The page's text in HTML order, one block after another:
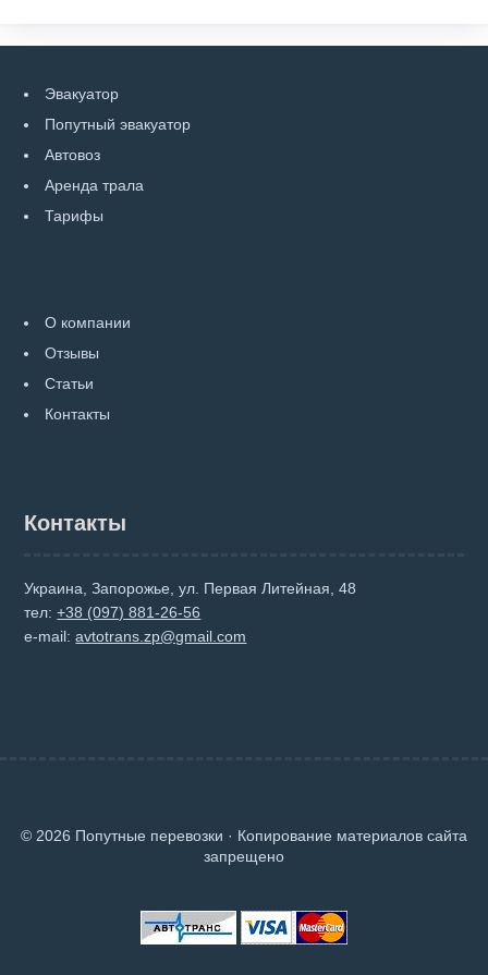
Эвакуатор
Попутный эвакуатор
Автовоз
Аренда трала
Тарифы
О компании
Отзывы
Статьи
Контакты
Контакты
Украина, Запорожье, ул. Первая Литейная, 48
тел:+38 (097) 881-26-56
e-mail:avtotrans.zp@gmail.com
© 2026 Попутные перевозки · Копирование материалов сайта
запрещено